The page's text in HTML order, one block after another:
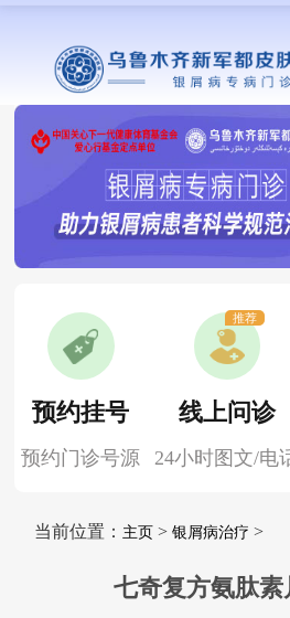
预约挂号
预约门诊号源
线上问诊
24小时图文/电
推荐
当前位置： 主页> 银屑病治疗 >
七奇复方氨肽